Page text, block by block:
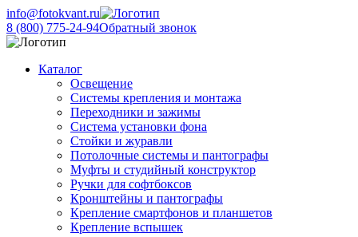
info@fotokvant.ru
8 (800) 775-24-94Обратный звонок
Каталог
Освещение
Системы крепления и монтажа
Переходники и зажимы
Система установки фона
Стойки и журавли
Потолочные системы и пантографы
Муфты и студийный конструктор
Ручки для софтбоксов
Кронштейны и пантографы
Крепление смартфонов и планшетов
Крепление вспышек